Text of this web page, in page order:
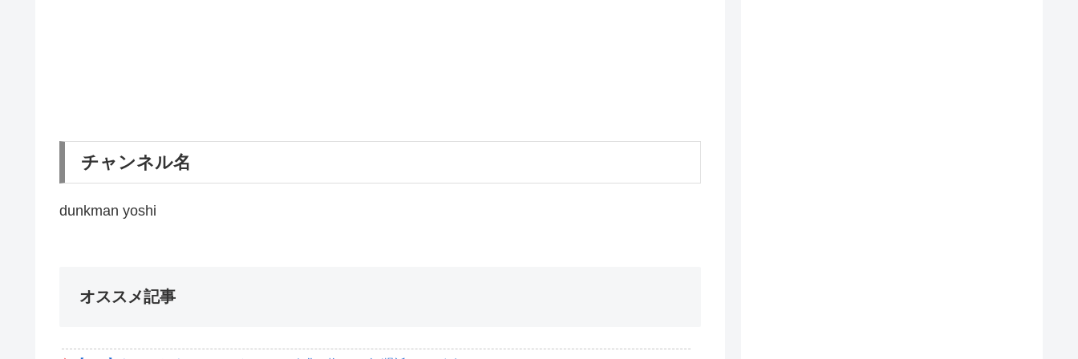
チャンネル名
dunkman yoshi
オススメ記事